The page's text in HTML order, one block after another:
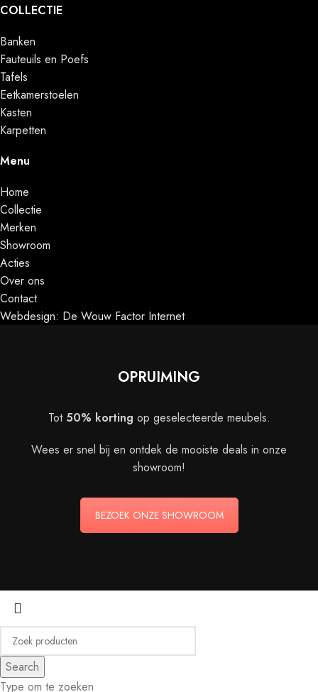
COLLECTIE
Banken
Fauteuils en Poefs
Tafels
Eetkamerstoelen
Kasten
Karpetten
Menu
Home
Collectie
Merken
Showroom
Acties
Over ons
Contact
Webdesign: De Wouw Factor Internet
OPRUIMING
Tot 50% korting op geselecteerde meubels.
Wees er snel bij en ontdek de mooiste deals in onze
showroom!
BEZOEK ONZE SHOWROOM
Search
Type om te zoeken